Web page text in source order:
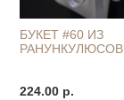
БУКЕТ #60 ИЗ
РАНУНКУЛЮСОВ
224.00 р.